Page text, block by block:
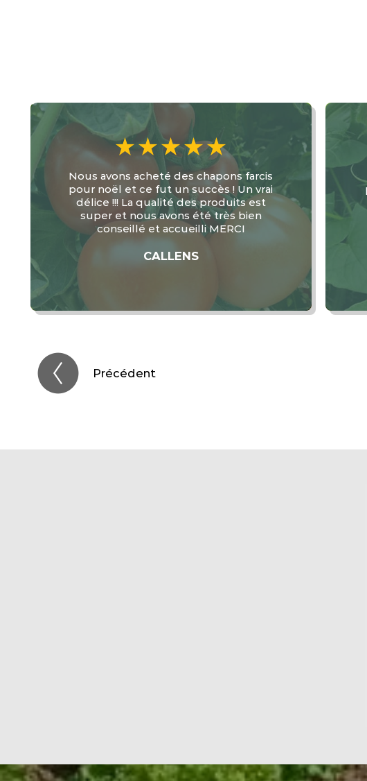
Produits frais de saison produis sur
place ou par des producteurs locaux.
Accueil familiale et chaleureux.
Produits transformés de grande
qualité.
QUENTIN G.
Précédent